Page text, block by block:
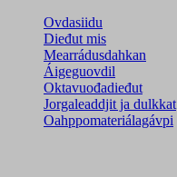
Ovdasiidu
Dieđut mis
Mearrádusdahkan
Áigeguovdil
Oktavuođadieđut
Jorgaleaddjit ja dulkkat
Oahppomateriálagávpi